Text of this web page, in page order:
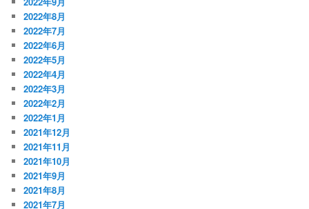
2022年8月
2022年7月
2022年6月
2022年5月
2022年4月
2022年3月
2022年2月
2022年1月
2021年12月
2021年11月
2021年10月
2021年9月
2021年8月
2021年7月